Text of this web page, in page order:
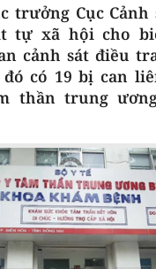
trưởng Cục
tự xã hội cho
cảnh sát điều
có 19 bị can
thần trung